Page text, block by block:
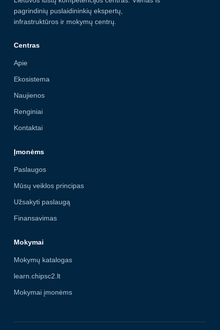
pagrindinių puslaidininkių ekspertų,
infrastruktūros ir mokymų centrų.
Centras
Apie
Ekosistema
Naujienos
Renginiai
Kontaktai
Įmonėms
Paslaugos
Mūsų veiklos principas
Užsakyti paslaugą
Finansavimas
Mokymai
Mokymų katalogas
learn.chipsc2.lt
Mokymai įmonėms